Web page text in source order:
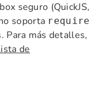
seguro (QuickJS,
soporta require
Para más detalles,
de